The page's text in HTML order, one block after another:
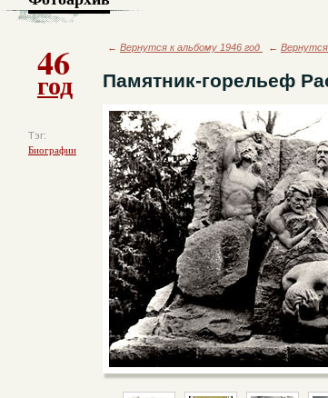
46
год
Тэг:
Биографии
← Вернутся к альбому 1946 год ←
Памятник-горельеф